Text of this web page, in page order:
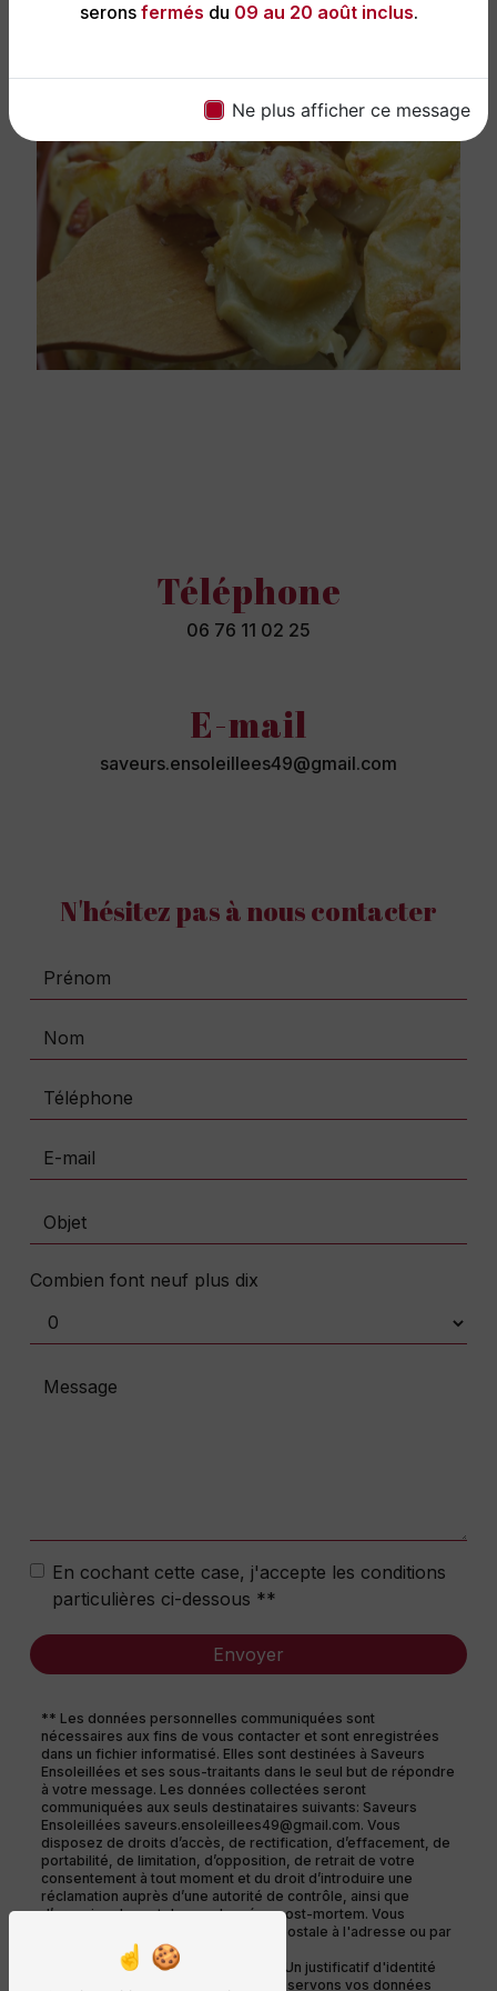
serons fermés du 09 au 20 août inclus.
Ne plus afficher ce message
Téléphone
06 76 11 02 25
E-mail
saveurs.ensoleillees49@gmail.com
N'hésitez pas à nous contacter
Combien font neuf plus dix
En cochant cette case, j'accepte les conditions
particulières ci-dessous **
Envoyer
** Les données personnelles communiquées sont
nécessaires aux fins de vous contacter et sont enregistrées
dans un fichier informatisé. Elles sont destinées à Saveurs
Ensoleillées et ses sous-traitants dans le seul but de répondre
à votre message. Les données collectées seront
communiquées aux seuls destinataires suivants: Saveurs
Ensoleillées saveurs.ensoleillees49@gmail.com. Vous
disposez de droits d’accès, de rectification, d’effacement, de
portabilité, de limitation, d’opposition, de retrait de votre
consentement à tout moment et du droit d’introduire une
réclamation auprès d’une autorité de contrôle, ainsi que
d’organiser le sort de vos données post-mortem. Vous
pouvez exercer ces droits par voie postale à l'adresse ou par
courrier électronique à l'adresse
saveurs.ensoleillees49@gmail.com. Un justificatif d'identité
pourra vous être demandé. Nous conservons vos données